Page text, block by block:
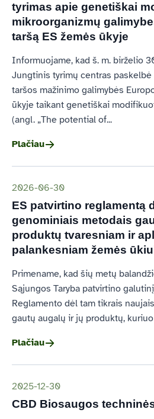
tyrimas apie genetiškai
mikroorganizmų
taršą ES žemės ūkyje
Informuojame, kad š. m. birželio
Jungtinis tyrimų centras
taršos mažinimo galimybės
ūkyje taikant genetiškai
(angl. „The potential of...
Plačiau
2026-06-30
ES patvirtino reglamentą
genominiais metodais
produktų tvaresniam ir
palankesniam žemės
Primename, kad šių metų
Sąjungos Taryba patvirtino
Reglamento dėl tam tikrais
gautų augalų ir jų produktų,
Plačiau
2025-12-30
CBD Biosaugos